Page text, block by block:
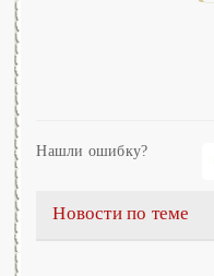
Нашли ошибку?
Новости по теме